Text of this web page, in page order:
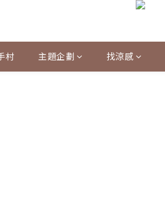
村 主題企劃 找涼感